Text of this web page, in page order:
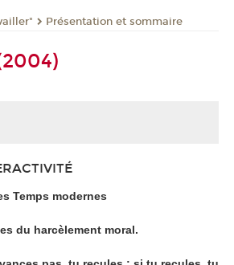
Présentation et sommaire
Temps modernes
du harcèlement moral.